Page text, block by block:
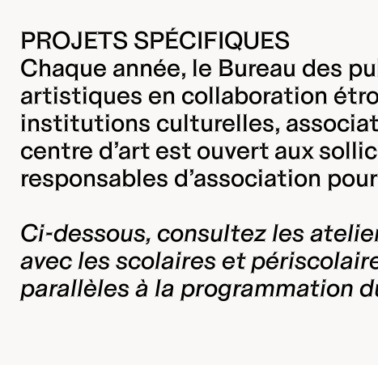
PROJETS SPÉCIFIQUES
Chaque année, le Bureau des
artistiques en collaboration
institutions culturelles,
centre d’art est ouvert aux
responsables d’association
Ci-dessous, consultez les
avec les scolaires et
parallèles à la programmation